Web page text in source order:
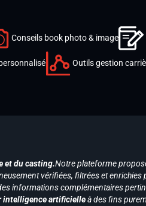
Conseils book photo & image
Outils gestion
et du casting.Notre plateforme
vérifiées, filtrées et enrichies
informations complémentaires
intelligence artificielleà des fins